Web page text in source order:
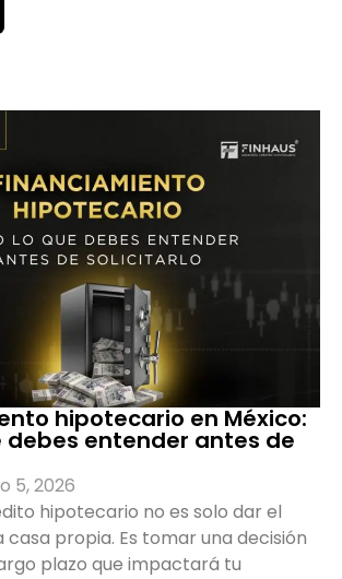
hipotecario en México:
debes entender antes de
5, 2026
hipotecario no es solo dar el
casa propia. Es tomar una decisión
plazo que impactará tu